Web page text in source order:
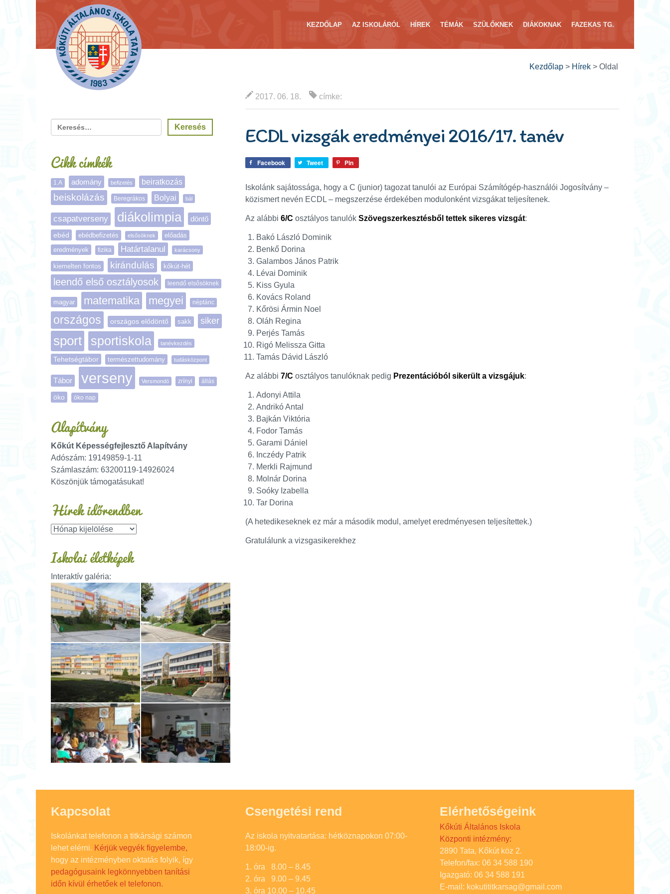
KEZDŐLAP AZ ISKOLÁRÓL HÍREK TÉMÁK SZÜLŐKNEK DIÁKOKNAK FAZEKAS TG.
Kezdőlap > Hírek > Oldal
2017. 06. 18. címke:
ECDL vizsgák eredményei 2016/17. tanév
Facebook Tweet Pin
Iskolánk sajátossága, hogy a C (junior) tagozat tanulói az Európai Számítógép-használói Jogosítvány –
közismert nevén ECDL – megszerzése érdekében modulonként vizsgákat teljesítenek.
Az alábbi 6/C osztályos tanulók Szövegszerkesztésből tettek sikeres vizsgát:
Bakó László Dominik
Benkő Dorina
Galambos János Patrik
Lévai Dominik
Kiss Gyula
Kovács Roland
Kőrösi Ármin Noel
Oláh Regina
Perjés Tamás
Rigó Melissza Gitta
Tamás Dávid László
Az alábbi 7/C osztályos tanulóknak pedig Prezentációból sikerült a vizsgájuk:
Adonyi Attila
Andrikó Antal
Bajkán Viktória
Fodor Tamás
Garami Dániel
Inczédy Patrik
Merkli Rajmund
Molnár Dorina
Soóky Izabella
Tar Dorina
(A hetedikeseknek ez már a második modul, amelyet eredményesen teljesítettek.)
Gratulálunk a vizsgasikerekhez
Cikk címkék
1.A adomány befizetés beiratkozás
beiskolázás Beregrákos Bolyai bál
csapatverseny diákolimpia döntő
ebéd ebédbefizetés elsősöknek
előadás
eredmények
fizika Határtalanul karácsony
kiemelten fontos kirándulás kőkút-hét
leendő első osztályosok leendő elsősöknek
magyar matematika megyei néptánc
országos országos elődöntő sakk siker
sport sportiskola tanévkezdés
Tehetségtábor természettudomány tudásközpont
Tábor verseny Versmondó zrínyi állás
öko öko nap
Alapítvány
Kőkút Képességfejlesztő Alapítvány
Adószám: 19149859-1-11
Számlaszám: 63200119-14926024
Köszönjük támogatásukat!
Hírek időrendben
Iskolai életképek
Interaktív galéria:
Kapcsolat
Iskolánkat telefonon a titkársági számon
lehet elérni. Kérjük vegyék figyelembe,
hogy az intézményben oktatás folyik, így
pedagógusaink legkönnyebben tanítási
időn kívül érhetőek el telefonon.
Csengetési rend
Az iskola nyitvatartása: hétköznapokon 07:00-
18:00-ig.
1. óra 8.00 – 8.45
2. óra 9.00 – 9.45
3. óra 10.00 – 10.45
Elérhetőségeink
Kőkúti Általános Iskola
Központi intézmény:
2890 Tata, Kőkút köz 2.
Telefon/fax: 06 34 588 190
Igazgató: 06 34 588 191
E-mail: kokutititkarsag@gmail.com